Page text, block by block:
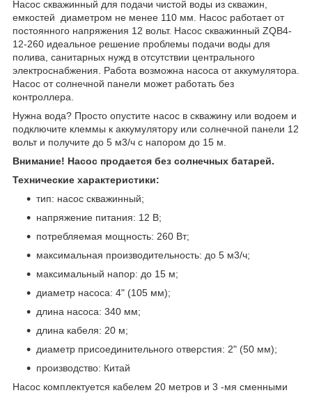
Насос скважинный для подачи чистой воды из скважин,
емкостей диаметром не менее 110 мм. Насос работает от
постоянного напряжения 12 вольт. Насос скважинный ZQB4-
12-260 идеальное решение проблемы подачи воды для
полива, санитарных нужд в отсутствии центрального
электроснабжения. Работа возможна насоса от аккумулятора.
Насос от солнечной панели может работать без
контроллера.
Нужна вода? Просто опустите насос в скважину или водоем и
подключите клеммы к аккумулятору или солнечной панели 12
вольт и получите до 5 м3/ч с напором до 15 м.
Внимание! Насос продается без солнечных батарей.
Технические характеристики:
тип: насос скважинный;
напряжение питания: 12 В;
потребляемая мощность: 260 Вт;
максимальная производительность: до 5 м3/ч;
максимальный напор: до 15 м;
диаметр насоса: 4" (105 мм);
длина насоса: 340 мм;
длина кабеля: 20 м;
диаметр присоединительного отверстия: 2" (50 мм);
производство: Китай
Насос комплектуется кабелем 20 метров и 3 -мя сменными